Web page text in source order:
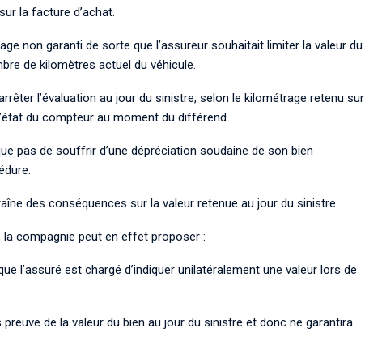
la facture d’achat.
non garanti de sorte que l’assureur souhaitait limiter la valeur du
de kilomètres actuel du véhicule.
l’évaluation au jour du sinistre, selon le kilométrage retenu sur
du compteur au moment du différend.
pas de souffrir d’une dépréciation soudaine de son bien
des conséquences sur la valeur retenue au jour du sinistre.
la compagnie peut en effet proposer :
l’assuré est chargé d’indiquer unilatéralement une valeur lors de
de la valeur du bien au jour du sinistre et donc ne garantira